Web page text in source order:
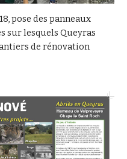
pose des panneaux
sur lesquels Queyras
de rénovation